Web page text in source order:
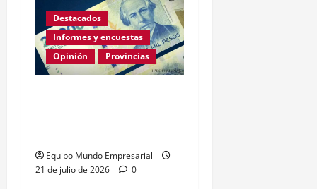
Destacados
Informes y encuestas
Opinión
Provincias
Equipo Mundo Empresarial
21 de julio de 2026
0